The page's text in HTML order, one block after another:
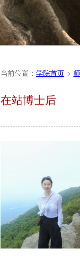
当前位置： 学院首页 >
在站博士后